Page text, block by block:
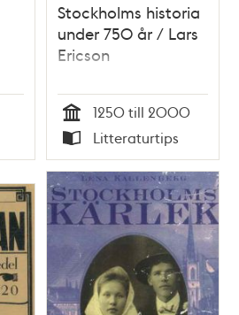
Stockholms historia
under 750 år / Lars
Ericson
Tid
1250 till 2000
Typ
Litteraturtips